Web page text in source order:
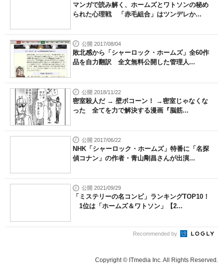
マンガで読み解く、ホームズとワトソンの秘め
られた心理戦 「赤毛組合」はツンデレか...
公開 2017/08/04
敗北感から「シャーロック・ホームズ」全60作
品を自力翻訳 全文無料公開した管理人...
公開 2018/11/22
密室殺人だ → 壁ボコーン！ →密室じゃなくな
った 全てを力で解決する漫画『脳筋...
公開 2017/06/22
NHK「シャーロック・ホームズ」特番に「名探
偵コナン」の作者・青山剛昌さんが出演...
公開 2021/09/29
「ミステリーの名コンビ」ランキングTOP10！
1位は「ホームズ＆ワトソン」【2...
Recommended by
Copyright © ITmedia Inc. All Rights Reserved.